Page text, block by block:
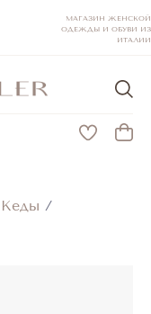
МАГАЗИН ЖЕНСКОЙ
ОДЕЖДЫ И ОБУВИ ИЗ
ИТАЛИИ
/